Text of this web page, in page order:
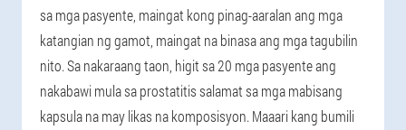
sa mga pasyente, maingat kong pinag-aaralan ang mga
katangian ng gamot, maingat na binasa ang mga tagubilin
nito. Sa nakaraang taon, higit sa 20 mga pasyente ang
nakabawi mula sa prostatitis salamat sa mga mabisang
kapsula na may likas na komposisyon. Maaari kang bumili